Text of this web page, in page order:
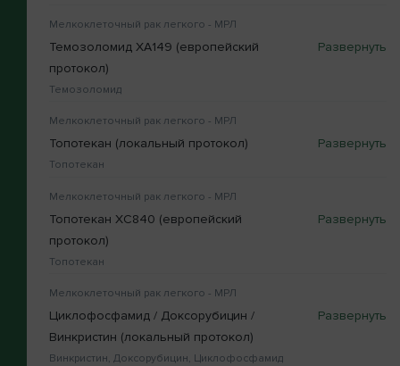
Мелкоклеточный рак легкого - МРЛ
Темозоломид XA149 (европейский
протокол)
Темозоломид
Мелкоклеточный рак легкого - МРЛ
Топотекан (локальный протокол)
Топотекан
Мелкоклеточный рак легкого - МРЛ
Топотекан XC840 (европейский
протокол)
Топотекан
Мелкоклеточный рак легкого - МРЛ
Циклофосфамид / Доксорубицин /
Винкристин (локальный протокол)
Винкристин, Доксорубицин, Циклофосфамид